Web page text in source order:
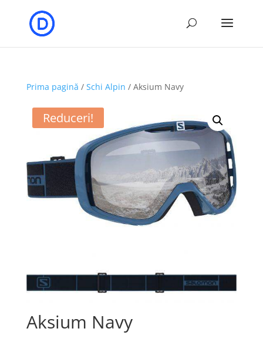
Prima pagină / Schi Alpin / Aksium Navy
Reduceri!
Aksium Navy